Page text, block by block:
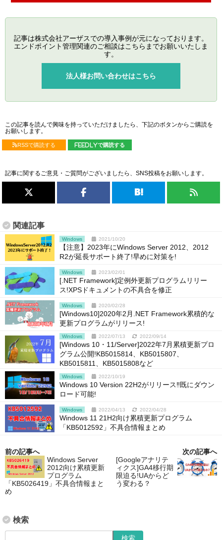
記事は株式会社アーザスでの導入事例が元になっております。
エンドポイント管理関連のご相談はこちらまでお願いいたしま
す。
法人様お問い合わせはこちら
この記事を読んで興味を持っていただけましたら、下記のボタンからご購読を
お願いします。
RSSで購読する feedlyで購読する
記事に関するご意見・ご質問がございましたら、SNS投稿をお願いします。
関連記事
Windows 2021/10/20
【注意】2023年にWindows Server 2012、2012
R2が延長サポート終了!早めに対策を!
Windows 2023/02/01
[.NET Framework]定例外更新プログラムリリー
ス!XPSドキュメントの不具合を修正
Windows 2020/02/28
[Windows10]2020年2月.NET Framework累積的な
更新プログラムがリリース!
Windows 2022/07/13 2022/09/14
[Windows 10・11/Server]2022年7月累積更新プロ
グラム公開!KB5015814、KB5015807、
KB5015811、KB5015808など
Windows 2022/10/19
Windows 10 Version 22H2がリリース‼既にダウン
ロード可能!
Windows 2022/04/13 2022/04/28
Windows 11 21H2向け累積更新プログラム
「KB5012592」不具合情報まとめ
前の記事へ
Windows Server
2012向け累積更新
プログラム
「KB5026419」不具合情報まと
め
次の記事へ
[Googleアナリテ
ィクス]GA4移行期
限迫る!UAからど
う変わる？
検索